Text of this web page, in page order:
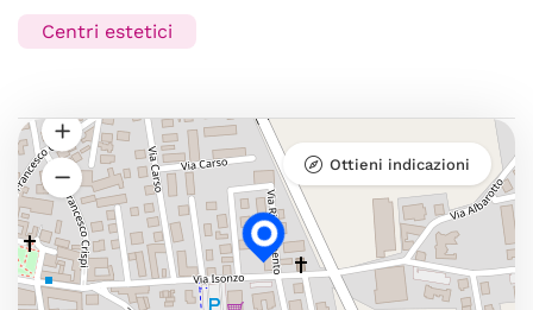
Centri estetici
Ottieni indicazioni